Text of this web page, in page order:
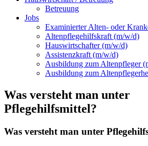
Betreuung
Jobs
Examinierter Alten- oder
Altenpflegehilfskraft (m/w/d)
Hauswirtschafter (m/w/d)
Assistenzkraft (m/w/d)
Ausbildung zum Altenpfleger
Ausbildung zum
Was versteht man unter
Pflegehilfsmittel?
Was versteht man unter